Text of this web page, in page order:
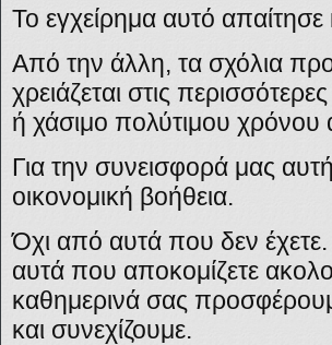
Το εγχείρημα αυτό απαίτησε
Από την άλλη, τα σχόλια
χρειάζεται στις
ή χάσιμο πολύτιμου
Για την συνεισφορά μας
οικονομική βοήθεια.
Όχι από αυτά που δεν
αυτά που αποκομίζετε
καθημερινά σας
και συνεχίζουμε.